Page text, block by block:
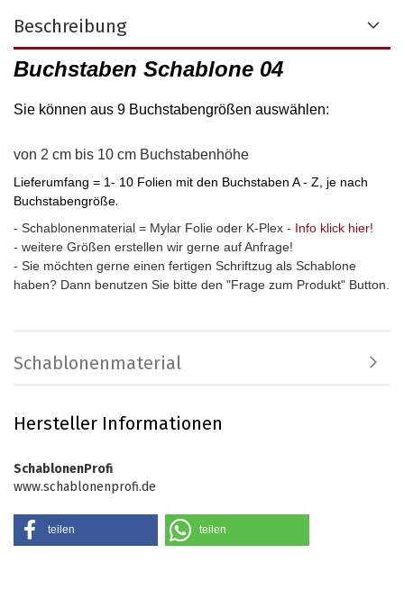
Beschreibung
Buchstaben Schablone 04
Sie können aus 9 Buchstabengrößen auswählen:
von 2 cm bis 10 cm Buchstabenhöhe
Lieferumfang = 1- 10 Folien mit den Buchstaben A - Z, je nach
Buchstabengröße.
- Schablonenmaterial = Mylar Folie oder K-Plex - Info klick hier!
- weitere Größen erstellen wir gerne auf Anfrage!
- Sie möchten gerne einen fertigen Schriftzug als Schablone
haben? Dann benutzen Sie bitte den "Frage zum Produkt" Button.
Schablonenmaterial
Hersteller Informationen
SchablonenProfi
www.schablonenprofi.de
teilen teilen